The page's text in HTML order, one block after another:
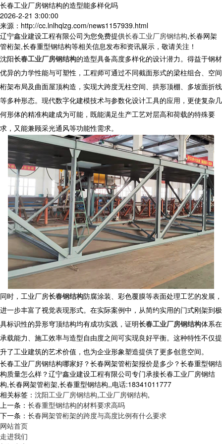
长春工业厂房钢结构的造型能多样化吗
2026-2-21 3:00:00
来源：http://cc.lnlhqlzg.com/news1157939.html
辽宁鑫业建设工程有限公司为您免费提供长春工业厂房钢结构,长春网架
管桁架,长春重型钢结构等相关信息发布和资讯展示，敬请关注！
沈阳长春工业厂房钢结构的造型具备高度多样化的设计潜力。得益于钢材
优异的力学性能与可塑性，工程师可通过不同截面形式的梁柱组合、空间
桁架布局及曲面屋顶构造，实现大跨度无柱空间、拱形顶棚、多坡面折线
等多种形态。现代数字化建模技术与参数化设计工具的应用，更使复杂几
何形体的精准构建成为可能，既能满足生产工艺对层高和荷载的特殊要
求，又能兼顾采光通风等功能性需求。
同时，工业厂房长春钢结构防腐涂装、彩色覆膜等表面处理工艺的发展，
进一步丰富了视觉表现形式。在实际案例中，从简约实用的门式刚架到极
具标识性的异形穹顶结构均有成功实践，证明长春工业厂房钢结构体系在
承载能力、施工效率与造型自由度之间可实现良好平衡。这种特性不仅提
升了工业建筑的艺术价值，也为企业形象塑造提供了更多创意空间。
长春工业厂房钢结构哪家好？长春网架管桁架报价是多少？长春重型钢结
构质量怎么样？辽宁鑫业建设工程有限公司专门承接长春工业厂房钢结
构,长春网架管桁架,长春重型钢结构,,电话:18341011777
相关标签： 沈阳工业厂房钢结构,工业厂房钢结构,
上一条： 长春重型钢结构的材料要求高吗
下一条： 长春网架管桁架的跨度与高度比例有什么要求
网站首页
走进我们